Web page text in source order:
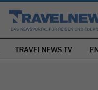
TRAVELNEWS TV